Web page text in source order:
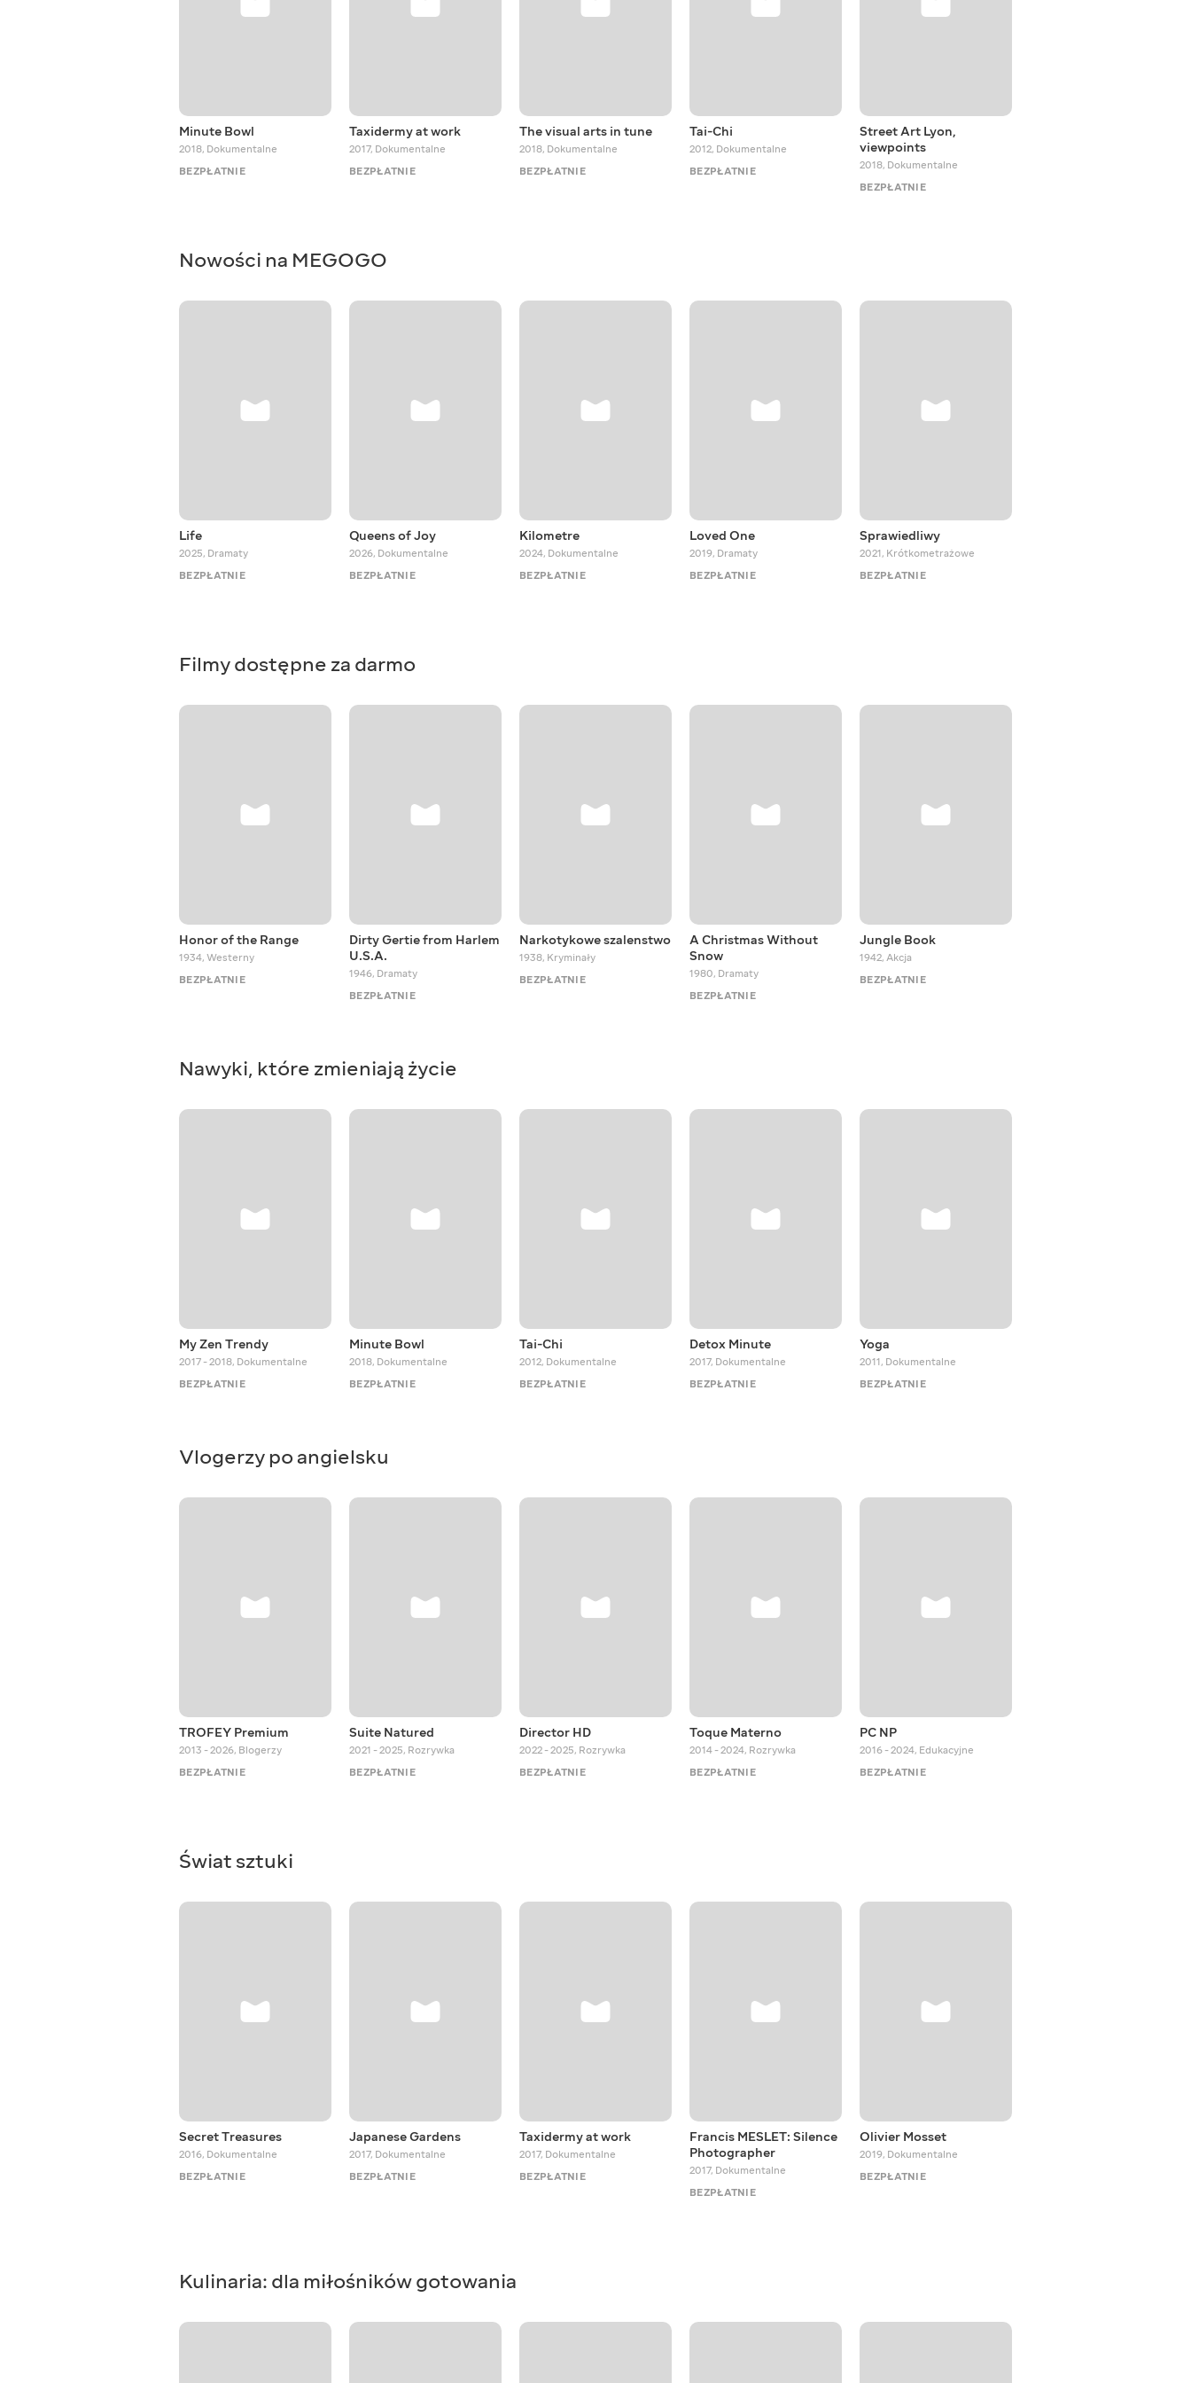
Minute Bowl
2018, Dokumentalne
BEZPŁATNIE
Taxidermy at work
2017, Dokumentalne
BEZPŁATNIE
The visual arts in tune
2018, Dokumentalne
BEZPŁATNIE
Tai-Chi
2012, Dokumentalne
BEZPŁATNIE
Street Art Lyon,
viewpoints
2018, Dokumentalne
BEZPŁATNIE
Nowości na MEGOGO
Life
2025, Dramaty
BEZPŁATNIE
Queens of Joy
2026, Dokumentalne
BEZPŁATNIE
Kilometre
2024, Dokumentalne
BEZPŁATNIE
Loved One
2019, Dramaty
BEZPŁATNIE
Sprawiedliwy
2021, Krótkometrażowe
BEZPŁATNIE
Filmy dostępne za darmo
Honor of the Range
1934, Westerny
BEZPŁATNIE
Dirty Gertie from Harlem
U.S.A.
1946, Dramaty
BEZPŁATNIE
Narkotykowe szalenstwo
1938, Kryminały
BEZPŁATNIE
A Christmas Without
Snow
1980, Dramaty
BEZPŁATNIE
Jungle Book
1942, Akcja
BEZPŁATNIE
Nawyki, które zmieniają życie
My Zen Trendy
2017 - 2018, Dokumentalne
BEZPŁATNIE
Minute Bowl
2018, Dokumentalne
BEZPŁATNIE
Tai-Chi
2012, Dokumentalne
BEZPŁATNIE
Detox Minute
2017, Dokumentalne
BEZPŁATNIE
Yoga
2011, Dokumentalne
BEZPŁATNIE
Vlogerzy po angielsku
TROFEY Premium
2013 - 2026, Blogerzy
BEZPŁATNIE
Suite Natured
2021 - 2025, Rozrywka
BEZPŁATNIE
Director HD
2022 - 2025, Rozrywka
BEZPŁATNIE
Toque Materno
2014 - 2024, Rozrywka
BEZPŁATNIE
PC NP
2016 - 2024, Edukacyjne
BEZPŁATNIE
Świat sztuki
Secret Treasures
2016, Dokumentalne
BEZPŁATNIE
Japanese Gardens
2017, Dokumentalne
BEZPŁATNIE
Taxidermy at work
2017, Dokumentalne
BEZPŁATNIE
Francis MESLET: Silence
Photographer
2017, Dokumentalne
BEZPŁATNIE
Olivier Mosset
2019, Dokumentalne
BEZPŁATNIE
Kulinaria: dla miłośników gotowania